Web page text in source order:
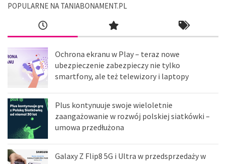
POPULARNE NA TANIABONAMENT.PL
Ochrona ekranu w Play – teraz nowe
ubezpieczenie zabezpieczy nie tylko
smartfony, ale też telewizory i laptopy
Plus kontynuuje swoje wieloletnie
zaangażowanie w rozwój polskiej siatkówki –
umowa przedłużona
Galaxy Z Flip8 5G i Ultra w przedsprzedaży w